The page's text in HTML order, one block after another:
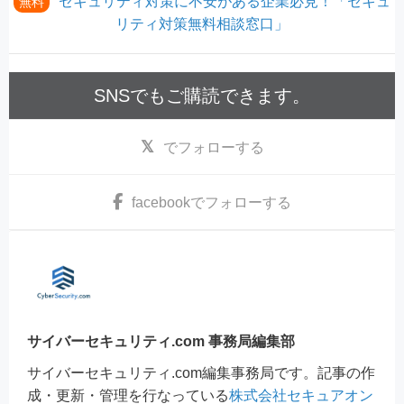
リティ対策無料相談窓口」
SNSでもご購読できます。
でフォローする
facebookでフォローする
サイバーセキュリティ.com 事務局編集部
サイバーセキュリティ.com編集事務局です。記事の作
成・更新・管理を行なっている株式会社セキュアオン